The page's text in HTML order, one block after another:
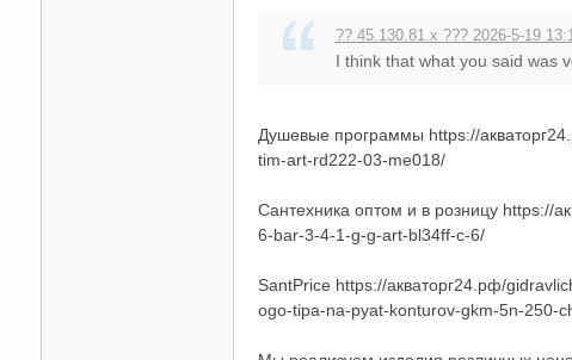
?? 45.130.81.x ??? 2026-5-19
I think that what you said was
Душевые программы https://
tim-art-rd222-03-me018/
Сантехника оптом и в розницу https://
6-bar-3-4-1-g-g-art-bl34ff-c-6/
SantPrice https://акваторг24.рф/
ogo-tipa-na-pyat-konturov-gkm-5n-250-